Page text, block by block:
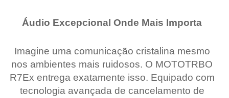
Áudio Excepcional Onde Mais Importa
Imagine uma comunicação cristalina mesmo
nos ambientes mais ruidosos. O MOTOTRBO
R7Ex entrega exatamente isso. Equipado com
tecnologia avançada de cancelamento de